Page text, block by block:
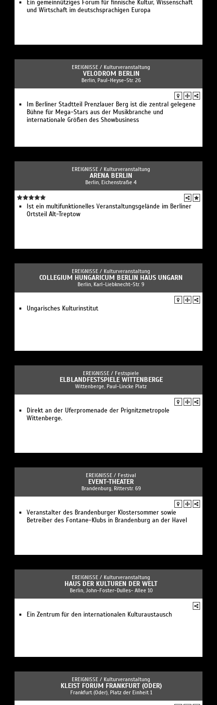
Ein gemeinnütziges Forum für finnische Kultur, Wissenschaft
und Wirtschaft im deutschsprachigen Europa
EREIGNISSE / Kulturveranstaltung
VELODROM BERLIN
Berlin, Paul-Heyse-Str. 26
Im Berliner Stadtteil Prenzlauer Berg ist die zentral gelegene
Bühne für Mega-Stars aus der Musikbranche und
internationale Größen des Showbusiness
EREIGNISSE / Kulturveranstaltung
ARENA BERLIN
Berlin, Eichenstraße 4
Ist ein multifunktionelles Veranstaltungsgelände im Berliner
Ortsteil Alt-Treptow
EREIGNISSE / Kulturveranstaltung
COLLEGIUM HUNGARICUM BERLIN HAUS UNGARN
Berlin, Karl-Liebknecht-Str. 9
Ungarisches Kulturinstitut
EREIGNISSE / Festspiele
ELBLANDFESTSPIELE WITTENBERGE
Wittenberge, Paul-Lincke Platz
Direkt an der Uferpromenade der Prignitzmetropole
Wittenberge.
EREIGNISSE / Festival
EVENT-THEATER
Brandenburg, Ritterstr. 69
Veranstalter des Brandenburger Klostersommer sowie
Betreiber des Fontane-Klubs in Brandenburg an der Havel
EREIGNISSE / Kulturveranstaltung
HAUS DER KULTUREN DER WELT
Berlin, John-Foster-Dulles- Allee 10
Ein Zentrum für den internationalen Kulturaustausch
EREIGNISSE / Kulturveranstaltung
KLEIST FORUM FRANKFURT (ODER)
Frankfurt (Oder), Platz der Einheit 1